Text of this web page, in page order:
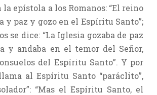
la epístola a los Romanos: “El reino
y paz y gozo en el Espíritu Santo”;
se dice: “La Iglesia gozaba de paz
y andaba en el temor del Señor,
del Espíritu Santo”. Y por
al Espíritu Santo “paráclito”,
“Mas el Espíritu Santo, el